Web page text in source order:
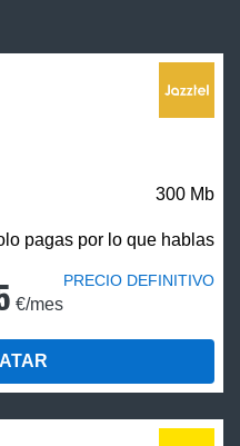
300 Mb
pagas por lo que hablas
€/mes
PRECIO DEFINITIVO